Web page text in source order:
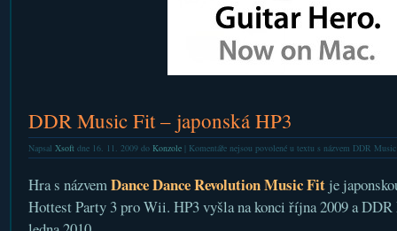
DDR Music Fit – japonská HP3
Napsal Xsoftdne 16. 11. 2009 do Konzole| Komentáře nejsou povolenéu textu s názvem DDR
Hra s názvemDance Dance Revolution Music Fitje
Hottest Party 3 pro Wii. HP3 vyšla na konci října 2009 a DDR